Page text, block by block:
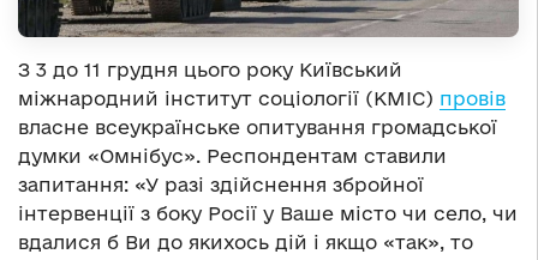
З 3 до 11 грудня цього року Київський
міжнародний інститут соціології (КМІС) провів
власне всеукраїнське опитування громадської
думки «Омнібус». Респондентам ставили
запитання: «У разі здійснення збройної
інтервенції з боку Росії у Ваше місто чи село, чи
вдалися б Ви до якихось дій і якщо «так», то